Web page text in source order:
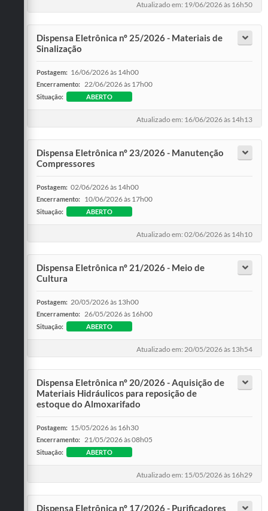
Atualizado em: 19/06/2026 às 16h50
Dispensa Eletrônica nº 25/2026 - Materiais de
Sinalização
Postagem: 16/06/2026 às 14h00
Encerramento: 22/06/2026 às 17h00
Situação: ABERTO
Atualizado em: 16/06/2026 às 14h13
Dispensa Eletrônica nº 23/2026 - Manutenção
Compressores
Postagem: 02/06/2026 às 14h00
Encerramento: 10/06/2026 às 17h00
Situação: ABERTO
Atualizado em: 02/06/2026 às 14h10
Dispensa Eletrônica nº 21/2026 - Meio de
Cultura
Postagem: 20/05/2026 às 13h00
Encerramento: 26/05/2026 às 16h00
Situação: ABERTO
Atualizado em: 20/05/2026 às 13h54
Dispensa Eletrônica nº 20/2026 - Aquisição de
Materiais Hidráulicos para reposição de
estoque do Almoxarifado
Postagem: 15/05/2026 às 16h30
Encerramento: 21/05/2026 às 08h05
Situação: ABERTO
Atualizado em: 15/05/2026 às 16h29
Dispensa Eletrônica nº 17/2026 - Purificadores